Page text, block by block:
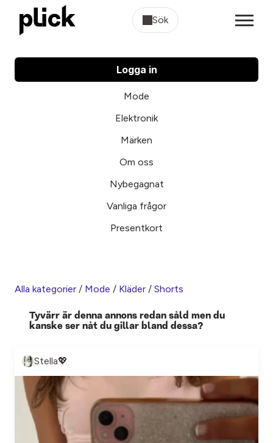
Sök
Logga in
Mode
Elektronik
Märken
Om oss
Nybegagnat
Vanliga frågor
Presentkort
Alla kategorier / Mode / Kläder / Shorts
Tyvärr är denna annons redan såld men du
kanske ser nåt du gillar bland dessa?
Stella💖